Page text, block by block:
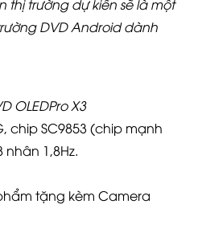
thị trường dự kiến sẽ là một
DVD Android dành
OLEDPro X3
chip SC9853 (chip mạnh
nhân 1,8Hz.
tặng kèm Camera